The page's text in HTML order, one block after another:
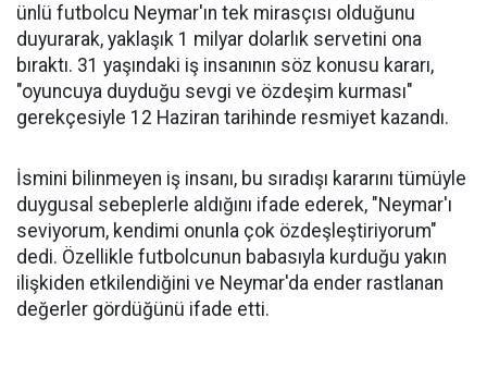
ünlü futbolcu Neymar'ın tek mirasçısı olduğunu
duyurarak, yaklaşık 1 milyar dolarlık servetini ona
bıraktı. 31 yaşındaki iş insanının söz konusu kararı,
"oyuncuya duyduğu sevgi ve özdeşim kurması"
gerekçesiyle 12 Haziran tarihinde resmiyet kazandı.
İsmini bilinmeyen iş insanı, bu sıradışı kararını tümüyle
duygusal sebeplerle aldığını ifade ederek, "Neymar'ı
seviyorum, kendimi onunla çok özdeşleştiriyorum"
dedi. Özellikle futbolcunun babasıyla kurduğu yakın
ilişkiden etkilendiğini ve Neymar'da ender rastlanan
değerler gördüğünü ifade etti.